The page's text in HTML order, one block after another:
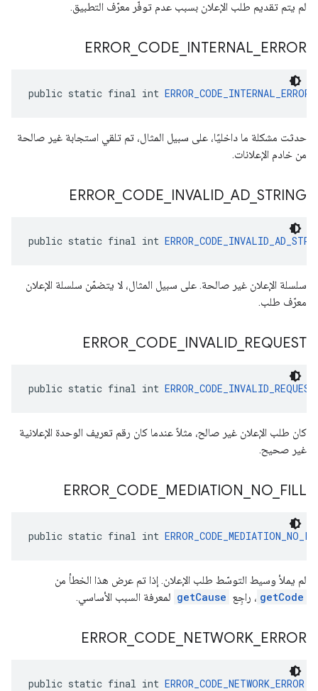
لم يتم تقديم طلب الإعلان بسبب عدم توفّر معرّف التطبيق.
ERROR CODE INTERNAL ERROR
public static final int ERROR_CODE_INTERNAL_ERROR
حدثت مشكلة ما داخليًا، على سبيل المثال، تم تلقي استجابة غير صالحة
من خادم الإعلانات.
ERROR CODE INVALID AD STRING
public static final int
سلسلة الإعلان غير صالحة. على سبيل المثال، لا يتضمّن سلسلة الإعلان
معرّف طلب.
ERROR CODE INVALID REQUEST
public static final int ERROR_CODE_INVALID_REQUEST
كان طلب الإعلان غير صالح، مثلاً عندما كان رقم تعريف الوحدة الإعلانية
غير صحيح.
ERROR CODE MEDIATION NO FILL
public static final int
لم يملأ وسيط التوسّط طلب الإعلان. إذا تم عرض هذا الخطأ من
getCode ، راجِع getCause لمعرفة السبب الأساسي.
ERROR CODE NETWORK ERROR
public static final int ERROR_CODE_NETWORK_ERROR